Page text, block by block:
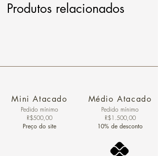
Produtos relacionados
Mini Atacado
Pedido ​mínimo
R$500,00
Preço do site
Médio Atacado
Pedido mínimo
R$1.500,00
10% de desconto